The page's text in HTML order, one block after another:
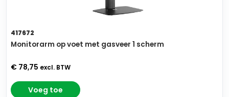
417672
Monitorarm op voet met gasveer 1 scherm
€ 78,75 excl. BTW
Voeg toe